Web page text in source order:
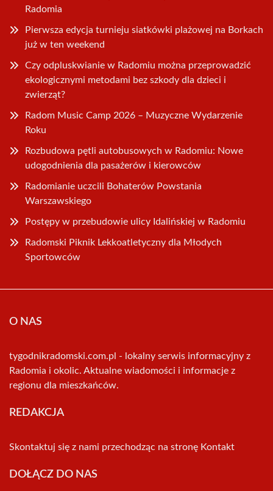
Radomia
Pierwsza edycja turnieju siatkówki plażowej na Borkach
już w ten weekend
Czy odpluskwianie w Radomiu można przeprowadzić
ekologicznymi metodami bez szkody dla dzieci i
zwierząt?
Radom Music Camp 2026 – Muzyczne Wydarzenie
Roku
Rozbudowa pętli autobusowych w Radomiu: Nowe
udogodnienia dla pasażerów i kierowców
Radomianie uczcili Bohaterów Powstania
Warszawskiego
Postępy w przebudowie ulicy Idalińskiej w Radomiu
Radomski Piknik Lekkoatletyczny dla Młodych
Sportowców
O NAS
tygodnikradomski.com.pl - lokalny serwis informacyjny z
Radomia i okolic. Aktualne wiadomości i informacje z
regionu dla mieszkańców.
REDAKCJA
Skontaktuj się z nami przechodząc na stronę Kontakt
DOŁĄCZ DO NAS